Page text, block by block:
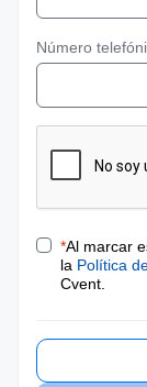
Número
*Al marcar
la Política
Cvent.